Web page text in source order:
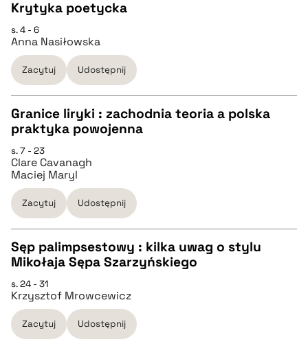
Krytyka poetycka
s. 4 - 6
Anna Nasiłowska
Zacytuj Udostępnij
CZYSTY TEKST
pobierz cytat
BIBTEX
pobierz cytat
Granice liryki : zachodnia teoria a polska
praktyka powojenna
s. 7 - 23
Clare Cavanagh
Maciej Maryl
Zacytuj Udostępnij
CZYSTY TEKST
pobierz cytat
Sęp palimpsestowy : kilka uwag o stylu
Mikołaja Sępa Szarzyńskiego
s. 24 - 31
Krzysztof Mrowcewicz
Zacytuj Udostępnij